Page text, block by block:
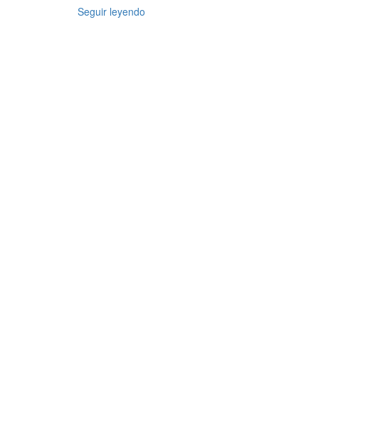
Seguir leyendo